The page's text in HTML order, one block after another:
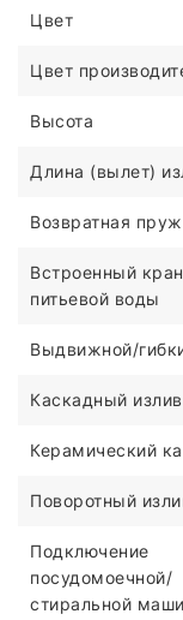
Цвет
Цвет
Высота
Длина (вылет)
Возвратная
Встроенный
питьевой воды
Выдвижной/
Каскадный излив
Керамический
Поворотный
Подключение
посудомоечной/
стиральной